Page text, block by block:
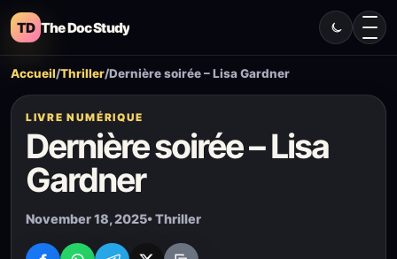
TD The Doc Study
Accueil/Thriller/Dernière soirée – Lisa Gardner
LIVRE NUMÉRIQUE
Dernière soirée – Lisa
Gardner
November 18, 2025• Thriller